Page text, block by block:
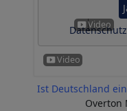
Ist Deutschland
Overton